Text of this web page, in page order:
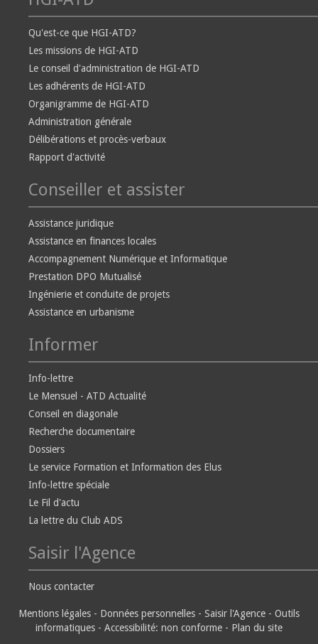
Qu'est-ce que HGI-ATD?
Les missions de HGI-ATD
Le conseil d'administration de HGI-ATD
Les adhérents de HGI-ATD
Organigramme de HGI-ATD
Administration générale
Délibérations et procès-verbaux
Rapport d'activité
Conseiller et assister
Assistance juridique
Assistance en finances locales
Accompagnement Numérique et Informatique
Prestation DPO Mutualisé
Ingénierie et conduite de projets
Assistance en urbanisme
Informer
Info-lettre
Le Mensuel - ATD Actualité
Conseil en diagonale
Recherche documentaire
Dossiers
Le service Formation et Information des Elus
Info-lettre spéciale
Le Fil d'actu
La lettre du Club ADS
Saisir l'Agence
Nous contacter
Mentions légales - Données personnelles - Saisir l'Agence - Outils
informatiques - Accessibilité: non conforme - Plan du site